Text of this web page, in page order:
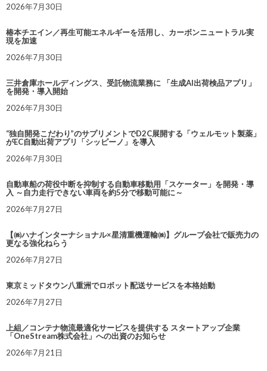
2026年7月30日
椿本チエイン／再生可能エネルギーを活用し、カーボンニュートラル実
現を加速
2026年7月30日
三井倉庫ホールディングス、受託物流業務に 「生成AI出荷検品アプリ」
を開発・導入開始
2026年7月30日
“独自開発こだわり”のサプリメントでD2C展開する「ウェルモット製薬」
がEC自動出荷アプリ「シッピーノ」を導入
2026年7月30日
自動車船の荷役中断を抑制する自動車移動用「スケーター」を開発・導
入 ～自力走行できない車両を約5分で移動可能に～
2026年7月27日
【㈱ハナインターナショナル×星清重機運輸㈱】グループ会社で販売力の
更なる強化ねらう
2026年7月27日
東京ミッドタウン八重洲でロボット配送サービスを本格始動
2026年7月27日
上組／コンテナ物流最適化サービスを提供する スタートアップ企業
「OneStream株式会社」への出資のお知らせ
2026年7月21日